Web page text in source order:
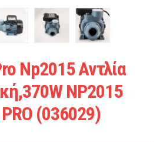
Np2015 Αντλία
NP2015
(036029)